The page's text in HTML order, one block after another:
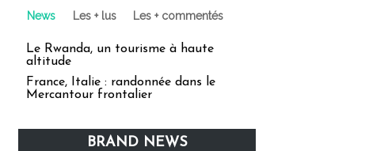
News Les + lus Les + commentés
Le Rwanda, un tourisme à haute
altitude
France, Italie : randonnée dans le
Mercantour frontalier
BRAND NEWS